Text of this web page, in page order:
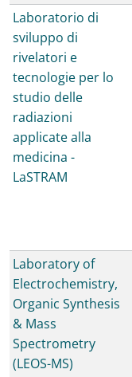
Laboratorio di
sviluppo di
rivelatori e
tecnologie per lo
studio delle
radiazioni
applicate alla
medicina -
LaSTRAM
Laboratory of
Electrochemistry,
Organic Synthesis
& Mass
Spectrometry
(LEOS-MS)